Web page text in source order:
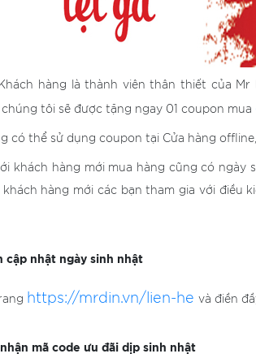
hàng là thành viên thân thiết của
tôi sẽ được tặng ngay 01 coupon mua
có thể sử dụng coupon tại Cửa hàng
khách hàng mới mua hàng cũng có
hàng mới các bạn tham gia với điều
cập nhật ngày sinh nhật
https://mrdin.vn/lien-he và điền
mã code ưu đãi dịp sinh nhật